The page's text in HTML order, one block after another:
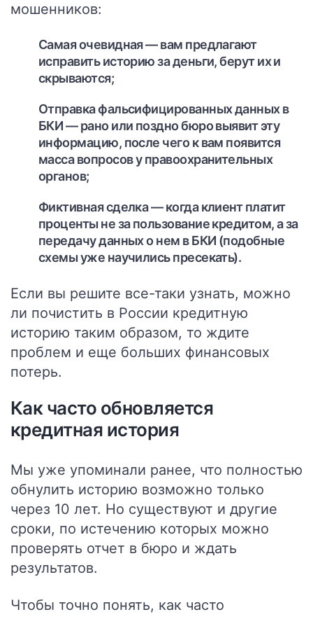
мошенников:
Самая очевидная — вам предлагают
исправить историю за деньги, берут их и
скрываются;
Отправка фальсифицированных данных в
БКИ — рано или поздно бюро выявит эту
информацию, после чего к вам появится
масса вопросов у правоохранительных
органов;
Фиктивная сделка — когда клиент платит
проценты не за пользование кредитом, а за
передачу данных о нем в БКИ (подобные
схемы уже научились пресекать).
Если вы решите все-таки узнать, можно
ли почистить в России кредитную
историю таким образом, то ждите
проблем и еще больших финансовых
потерь.
Как часто обновляется
кредитная история
Мы уже упоминали ранее, что полностью
обнулить историю возможно только
через 10 лет. Но существуют и другие
сроки, по истечению которых можно
проверять отчет в бюро и ждать
результатов.
Чтобы точно понять, как часто